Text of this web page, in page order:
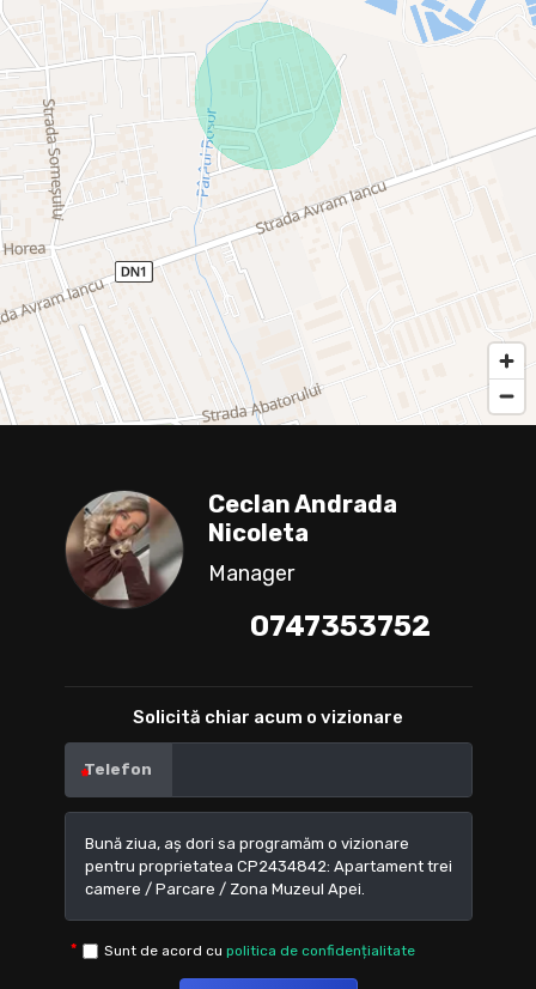
Ceclan Andrada
Nicoleta
Manager
0747353752
Solicită chiar acum o vizionare
Telefon
Sunt de acord cu politica de confidențialitate